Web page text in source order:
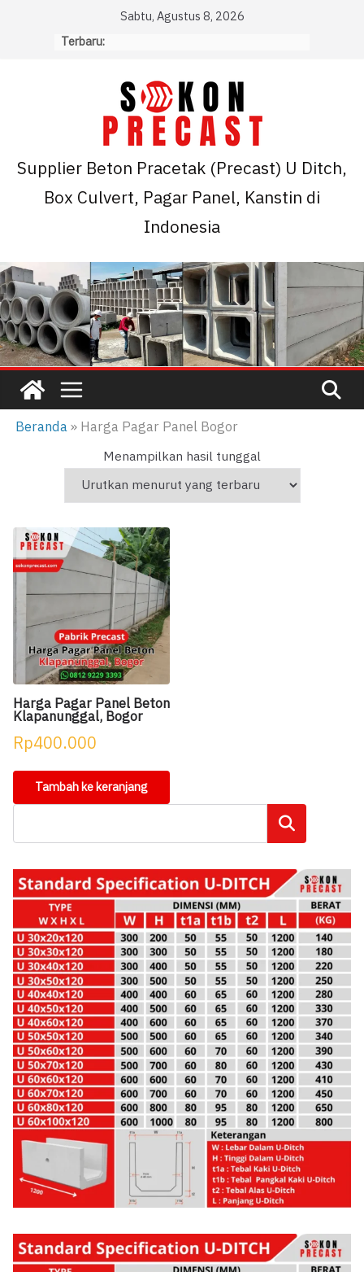
Sabtu, Agustus 8, 2026
Terbaru:
Supplier Beton Pracetak (Precast) U Ditch,
Box Culvert, Pagar Panel, Kanstin di
Indonesia
Beranda» Harga Pagar Panel Bogor
Menampilkan hasil tunggal
Harga Pagar Panel Beton
Klapanunggal, Bogor
Rp400.000
Tambah ke keranjang
Cari